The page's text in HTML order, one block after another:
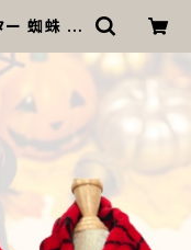
ー 蜘蛛 ふ
ッグ ウェ
服 犬服
いい 可愛
| MOANA